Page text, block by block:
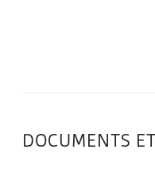
DOCUMENTS